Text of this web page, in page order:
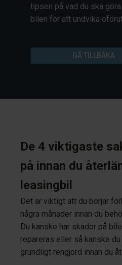
tipsen på vad du ska
bilen för att undvika
GÅ TILLBAKA
De 4 viktigaste
på innan du
leasingbil
Det är viktigt att du börjar
några månader innan du
Du kanske har skador på
repareras eller så kanske
grundligt rengjord innan du